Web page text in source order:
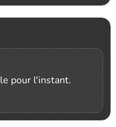
pour l'instant.